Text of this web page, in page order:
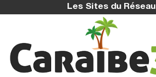
Les Sites du Réseau